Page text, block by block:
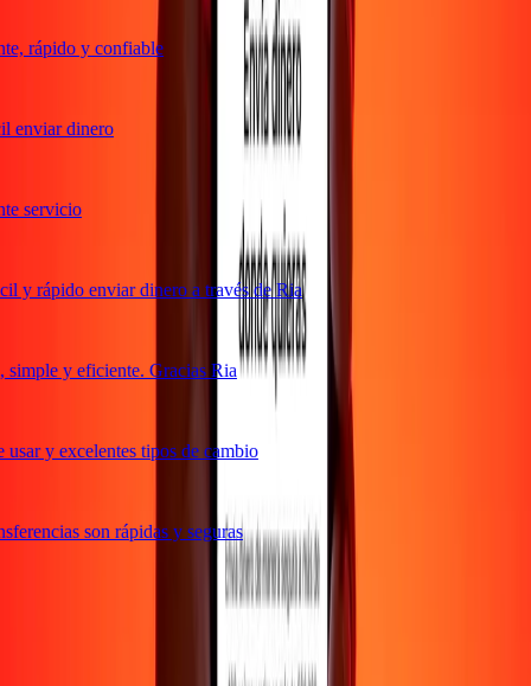
rápido y confiable
dinero
servicio
y rápido enviar dinero a través de Ria
y eficiente. Gracias Ria
y excelentes tipos de cambio
son rápidas y seguras